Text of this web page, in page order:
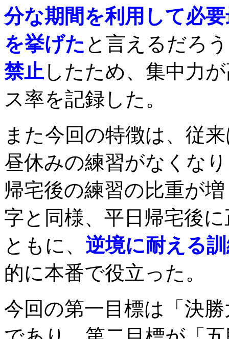
分な期間を利用して必
を挙げた と言えるだろ
禁止したため、集中力
ス率を記録した。
また今回の特徴は、従
昼休みの練習がなくな
帰宅後の練習の比重が
字と同様、平日帰宅後
ともに、 逆境に耐える
的に本番で役立った。
今回の第一目標は「決